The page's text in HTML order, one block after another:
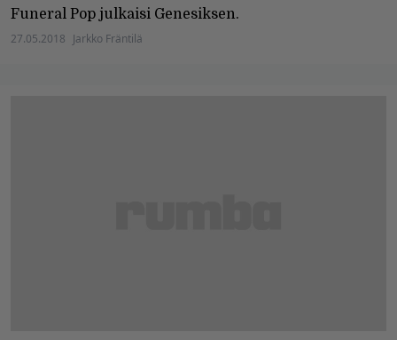
Funeral Pop julkaisi Genesiksen.
27.05.2018 Jarkko Fräntilä